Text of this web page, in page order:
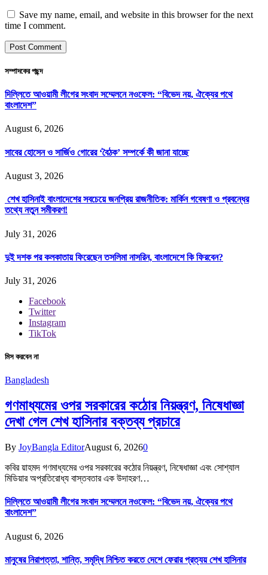
Save my name, email, and website in this browser for the next
time I comment.
সম্পাদকের পছন্দ
দিল্লিতে আওয়ামী লীগের সংবাদ সম্মেলনে নওফেল: “বিভেদ নয়, ঐক্যের পথে
বাংলাদেশ”
August 6, 2026
সাবের হোসেন ও সার্জিও গোরের ‘বৈঠক’ সম্পর্কে কী জানা যাচ্ছে
August 3, 2026
শেখ হাসিনাই বাংলাদেশের সবচেয়ে জনপ্রিয় রাজনীতিক: মার্কিন গবেষণা ও প্রবন্ধের
তথ্যে নতুন সমীকরণ!
July 31, 2026
দুই দশক পর কলকাতায় ফিরেছেন তসলিমা নাসরিন, বাংলাদেশে কি ফিরবেন?
July 31, 2026
Facebook
Twitter
Instagram
TikTok
মিস করবেন না
Bangladesh
গণমাধ্যমের ওপর সরকারের কঠোর নিয়ন্ত্রণ, নিষেধাজ্ঞা
দেখা গেল শেখ হাসিনার বক্তব্য প্রচারে
By JoyBangla EditorAugust 6, 20260
কবির য়াহমদ গণমাধ্যমের ওপর সরকারের কঠোর নিয়ন্ত্রণ, নিষেধাজ্ঞা এবং সোশ্যাল
মিডিয়ার অপ্রতিরোধ্য বাস্তবতার এক উদাহরণ…
দিল্লিতে আওয়ামী লীগের সংবাদ সম্মেলনে নওফেল: “বিভেদ নয়, ঐক্যের পথে
বাংলাদেশ”
August 6, 2026
মানুষের নিরাপত্তা, শান্তি, সমৃদ্ধি নিশ্চিত করতে দেশে ফেরার প্রত্যয় শেখ হাসিনার